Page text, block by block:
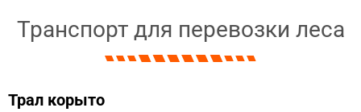
Транспорт для перевозки леса
Трал корыто